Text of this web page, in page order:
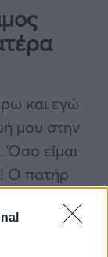
και εγώ
μου στην
Όσο είμαι
Ο πατήρ